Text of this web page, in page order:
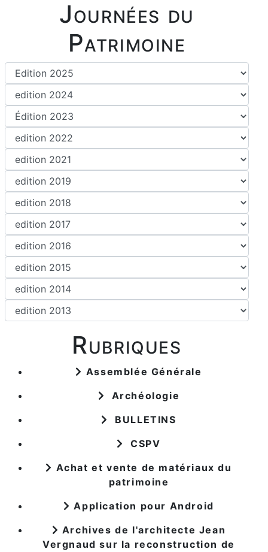
Journées du
Patrimoine
Rubriques
Assemblée Générale
Archéologie
BULLETINS
CSPV
Achat et vente de matériaux du
patrimoine
Application pour Android
Archives de l'architecte Jean
Vergnaud sur la reconstruction de